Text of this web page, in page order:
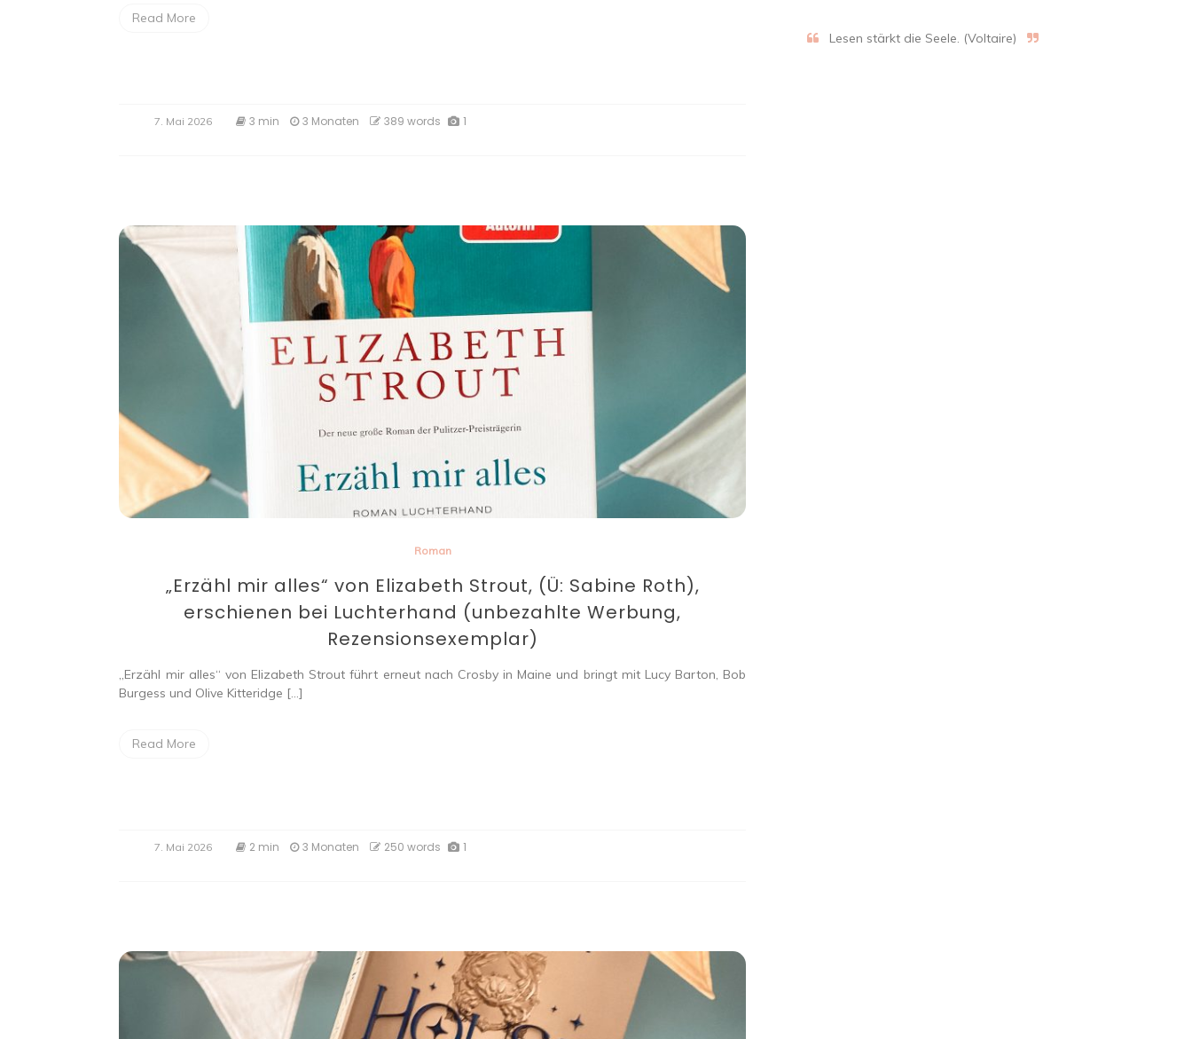
Read More
7. Mai 2026 3 min 3 Monaten 389 words 1
Roman
„Erzähl mir alles“ von Elizabeth Strout, (Ü: Sabine Roth),
erschienen bei Luchterhand (unbezahlte Werbung,
Rezensionsexemplar)
„Erzähl mir alles“ von Elizabeth Strout führt erneut nach Crosby in Maine und bringt mit Lucy Barton, Bob
Burgess und Olive Kitteridge […]
Read More
7. Mai 2026 2 min 3 Monaten 250 words 1
Lesen stärkt die Seele. (Voltaire)